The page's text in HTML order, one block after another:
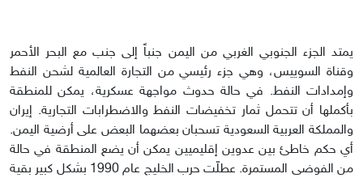
يمتد الجزء الجنوبي الغربي من اليمن جنباً إلى جنب مع البحر الأحمر
وقناة السوييس، وهي جزء رئيسي من التجارة العالمية لشحن النفط
وإمدادات النفط. في حالة حدوث مواجهة عسكرية، يمكن للمنطقة
بأكملها أن تتحمل ثمار تخفيضات النفط والاضطرابات التجارية. إيران
والمملكة العربية السعودية تسحبان بعضهما البعض على أرضية اليمن.
أي حكم خاطئ بين عدوين إقليميين يمكن أن يضع المنطقة في حالة
من الفوضى المستمرة. عطلّت حرب الخليج عام 1990 بشكل كبير بقية